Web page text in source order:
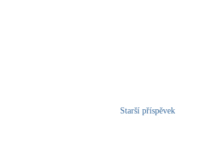
Starší příspěvek